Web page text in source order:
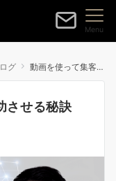
Menu
グ 動画を使って集客や販売を成功させる秘訣
させる秘訣